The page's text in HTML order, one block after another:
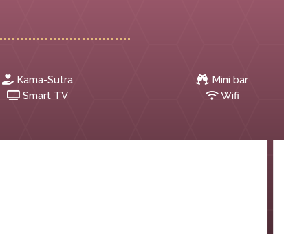
Kama-Sutra
Smart TV
Mini bar
Wifi